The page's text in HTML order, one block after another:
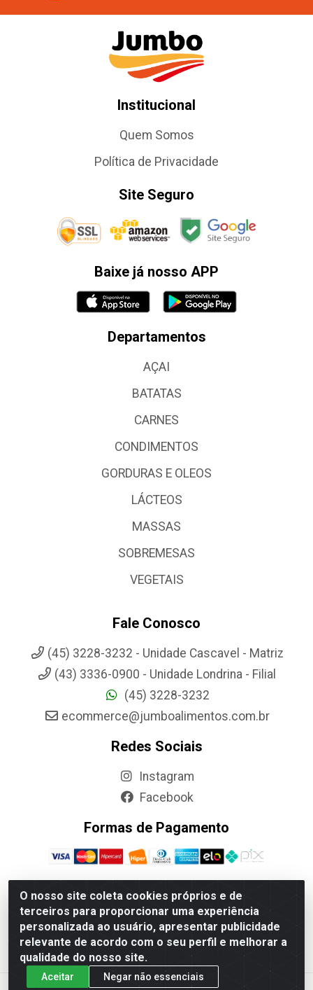
O nosso site coleta cookies próprios e de
terceiros para proporcionar uma experiência
personalizada ao usuário, apresentar publicidade
relevante de acordo com o seu perfil e melhorar a
qualidade do nosso site.
Aceitar Negar não essenciais
Institucional
Quem Somos
Política de Privacidade
Site Seguro
Baixe já nosso APP
Departamentos
AÇAI
BATATAS
CARNES
CONDIMENTOS
GORDURAS E OLEOS
LÁCTEOS
MASSAS
SOBREMESAS
VEGETAIS
Fale Conosco
(45) 3228-3232 - Unidade Cascavel - Matriz
(43) 3336-0900 - Unidade Londrina - Filial
(45) 3228-3232
ecommerce@jumboalimentos.com.br
Redes Sociais
Instagram
Facebook
Formas de Pagamento
Jumbo Alimentos Cascavel - Matriz - Rua Itatiba Do Sul, 161 -
Santos Dumont, Cascavel-PR - CEP 85804-700- CNPJ
85.522.043/0001-90